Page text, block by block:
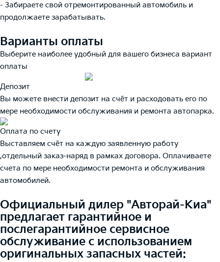
- Забираете свой отремонтированный автомобиль и
продолжаете зарабатывать.
Варианты оплаты
Выберите наиболее удобный для вашего бизнеса вариант
оплаты
Депозит
Вы можете внести депозит на счёт и расходовать его по
мере необходимости обслуживания и ремонта автопарка.
Оплата по счету
Выставляем счёт на каждую заявленную работу
,отдельный заказ-наряд в рамках договора. Оплачиваете
счета по мере необходимости ремонта и обслуживания
автомобилей.
Официальный дилер "Авторай-Киа"
предлагает гарантийное и
послегарантийное сервисное
обслуживание с использованием
оригинальных запасных частей: